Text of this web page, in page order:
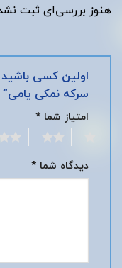
هنوز بررسی‌ای ثبت
اولین کسی
سرکه نمکی یامی”
امتیاز شما *
دیدگاه شما *